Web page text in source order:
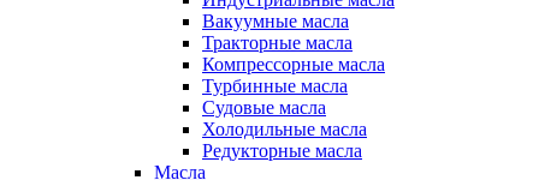
Вакуумные масла
Тракторные масла
Компрессорные масла
Турбинные масла
Судовые масла
Холодильные масла
Редукторные масла
Масла